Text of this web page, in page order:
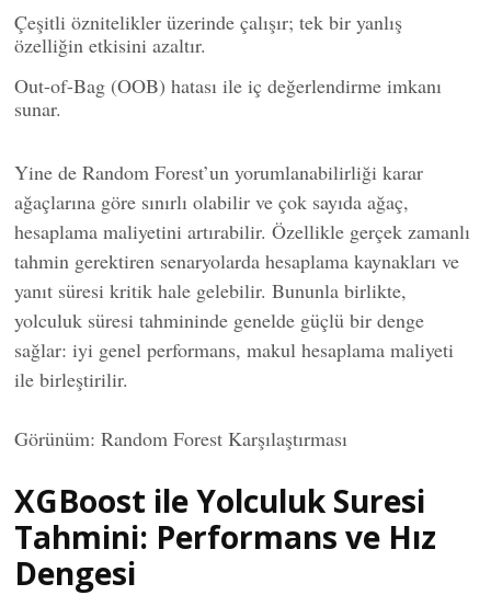
Çeşitli öznitelikler üzerinde çalışır; tek bir yanlış
özelliğin etkisini azaltır.
Out-of-Bag (OOB) hatası ile iç değerlendirme imkanı
sunar.
Yine de Random Forest’un yorumlanabilirliği karar
ağaçlarına göre sınırlı olabilir ve çok sayıda ağaç,
hesaplama maliyetini artırabilir. Özellikle gerçek zamanlı
tahmin gerektiren senaryolarda hesaplama kaynakları ve
yanıt süresi kritik hale gelebilir. Bununla birlikte,
yolculuk süresi tahmininde genelde güçlü bir denge
sağlar: iyi genel performans, makul hesaplama maliyeti
ile birleştirilir.
Görünüm: Random Forest Karşılaştırması
XGBoost ile Yolculuk Suresi
Tahmini: Performans ve Hız
Dengesi